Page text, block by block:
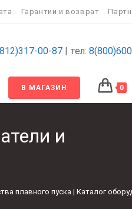
Гарантии и возврат
00-87 | тел:
В МАГАЗИН 0
и
плавного пуска | Каталог